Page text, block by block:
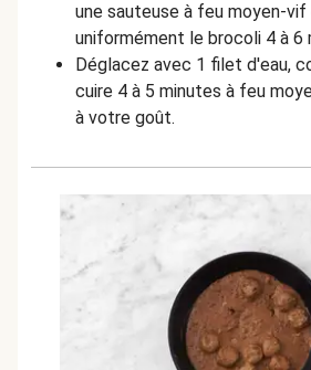
une sauteuse à feu moyen-
uniformément le brocoli 4 à 6
Déglacez avec 1 filet d'eau,
cuire 4 à 5 minutes à feu
à votre goût.